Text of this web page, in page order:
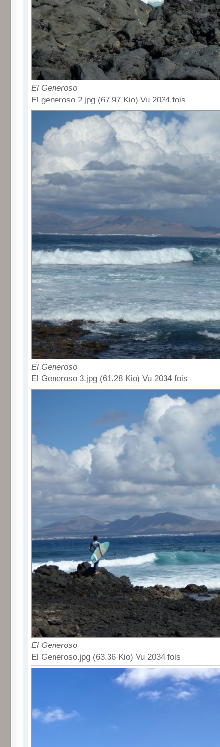
El Generoso
El generoso 2.jpg (67.97 Kio) Vu 2034 fois
El Generoso
El Generoso 3.jpg (61.28 Kio) Vu 2034 fois
El Generoso
El Generoso.jpg (63.36 Kio) Vu 2034 fois